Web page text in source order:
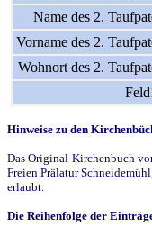
Name des 2.
Vorname des 2.
Wohnort des 2.
Hinweise zu den
Das Original-Kirchenbuch
Freien Prälatur
erlaubt.
Die Reihenfolge der